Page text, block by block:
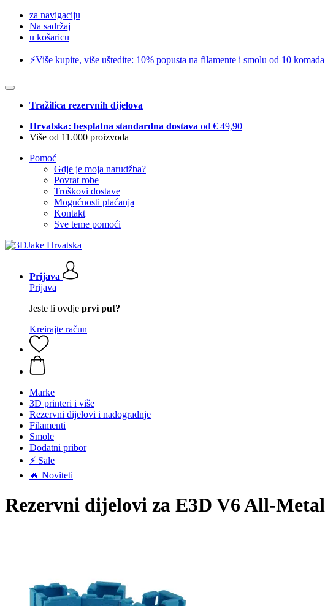
za navigaciju
Na sadržaj
u košaricu
⚡️Više kupite, više uštedite: 10% popusta na filamente i smolu od 10
Tražilica rezervnih dijelova
Hrvatska: besplatna standardna dostava od € 49,90
Više od 11.000 proizvoda
Pomoć
Gdje je moja narudžba?
Povrat robe
Troškovi dostave
Mogućnosti plaćanja
Kontakt
Sve teme pomoći
Prijava
Prijava
Jeste li ovdje prvi put?
Kreirajte račun
Marke
3D printeri i više
Rezervni dijelovi i nadogradnje
Filamenti
Smole
Dodatni pribor
⚡ Sale
🔥 Noviteti
Rezervni dijelovi za E3D V6 All-